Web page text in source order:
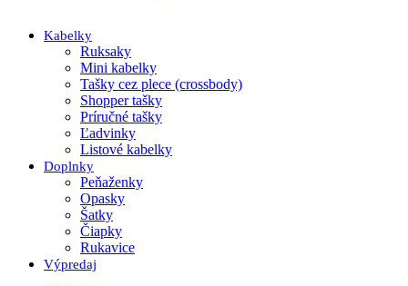
Kabelky
Ruksaky
Mini kabelky
Tašky cez plece (crossbody)
Shopper tašky
Príručné tašky
Ľadvinky
Listové kabelky
Doplnky
Peňaženky
Opasky
Šatky
Čiapky
Rukavice
Výpredaj